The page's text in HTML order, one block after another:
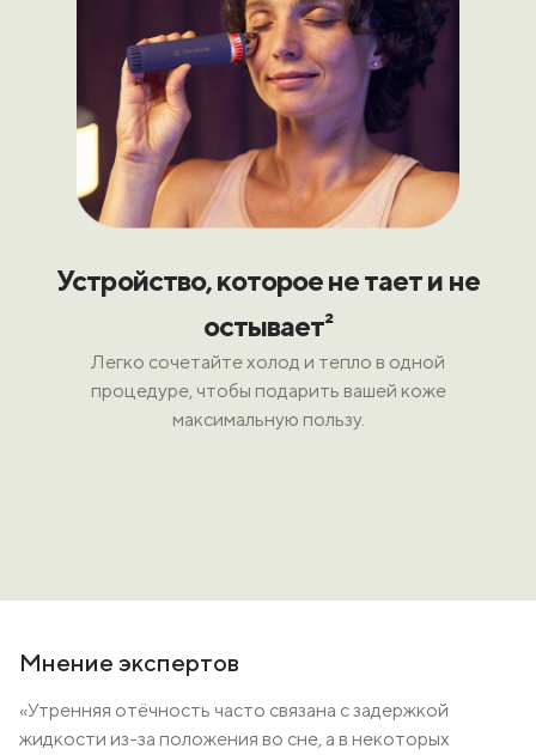
Устройство, которое не тает и не
остывает²
Легко сочетайте холод и тепло в одной
процедуре, чтобы подарить вашей коже
максимальную пользу.
Мнение экспертов
«Утренняя отёчность часто связана с задержкой
жидкости из-за положения во сне, а в некоторых